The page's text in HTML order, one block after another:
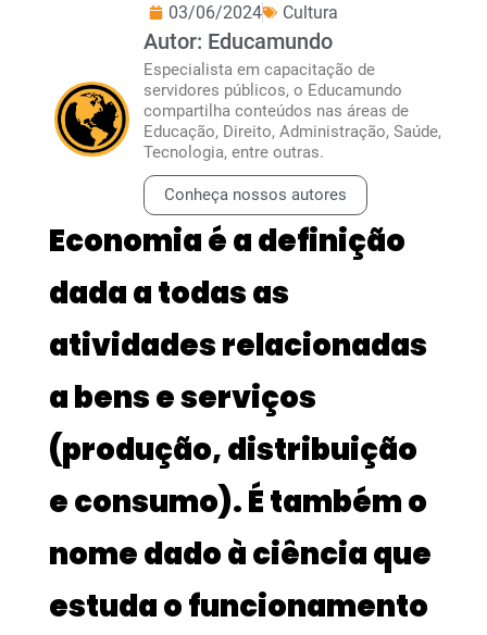
03/06/2024 Cultura
Autor: Educamundo
Especialista em capacitação de
servidores públicos, o Educamundo
compartilha conteúdos nas áreas de
Educação, Direito, Administração, Saúde,
Tecnologia, entre outras.
Conheça nossos autores
Economia é a definição
dada a todas as
atividades relacionadas
a bens e serviços
(produção, distribuição
e consumo). É também o
nome dado à ciência que
estuda o funcionamento